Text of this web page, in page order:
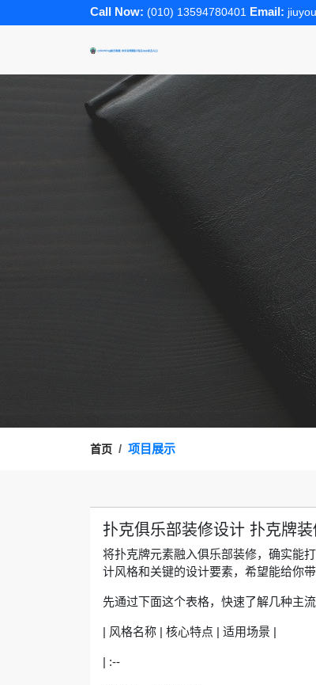
Call Now: (010) 13594780401 Email:
首页 项目展示
扑克俱乐部装修设计 扑克牌
将扑克牌元素融入俱乐部装修，确实能
计风格和关键的设计要素，希望能给你带
先通过下面这个表格，快速了解几种主
| 风格名称 | 核心特点 | 适用场景 |
| :--